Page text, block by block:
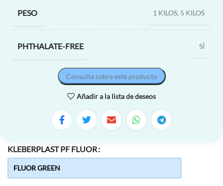
PESO 1 KILOS, 5 KILOS
PHTHALATE-FREE SÍ
Consulta sobre este producto
Añadir a la lista de deseos
KLEBERPLAST PF FLUOR